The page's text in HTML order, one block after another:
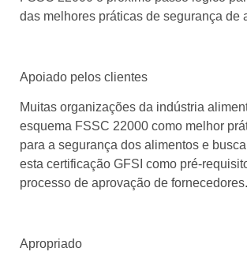
das melhores práticas de segurança de
Apoiado pelos clientes
Muitas organizações da indústria
esquema FSSC 22000 como melhor
para a segurança dos alimentos e
esta certificação GFSI como pré-
processo de aprovação de fornecedores.
Apropriado